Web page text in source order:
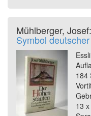
Mühlberger, Josef:
Symbol
184
13